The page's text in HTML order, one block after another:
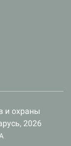
и охраны
2026